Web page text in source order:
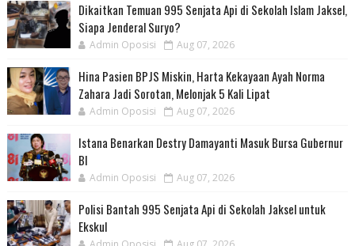
Dikaitkan Temuan 995 Senjata Api di Sekolah Islam Jaksel,
Siapa Jenderal Suryo?
Admin Oposisi Aug 07, 2026
Hina Pasien BPJS Miskin, Harta Kekayaan Ayah Norma
Zahara Jadi Sorotan, Melonjak 5 Kali Lipat
Admin Oposisi Aug 07, 2026
Istana Benarkan Destry Damayanti Masuk Bursa Gubernur
BI
Admin Oposisi Aug 07, 2026
Polisi Bantah 995 Senjata Api di Sekolah Jaksel untuk
Ekskul